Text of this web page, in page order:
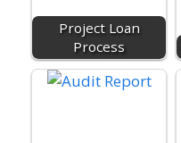
Project Loan
Process